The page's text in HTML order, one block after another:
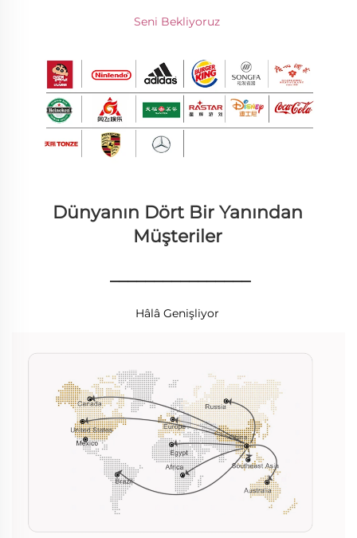
Seni Bekliyoruz
Dünyanın Dört Bir Yanından
Müşteriler
________________
Hâlâ Genişliyor